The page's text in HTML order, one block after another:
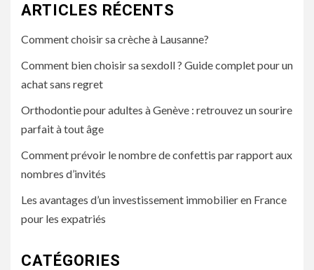
ARTICLES RÉCENTS
Comment choisir sa crèche à Lausanne?
Comment bien choisir sa sexdoll ? Guide complet pour un
achat sans regret
Orthodontie pour adultes à Genève : retrouvez un sourire
parfait à tout âge
Comment prévoir le nombre de confettis par rapport aux
nombres d’invités
Les avantages d’un investissement immobilier en France
pour les expatriés
CATÉGORIES